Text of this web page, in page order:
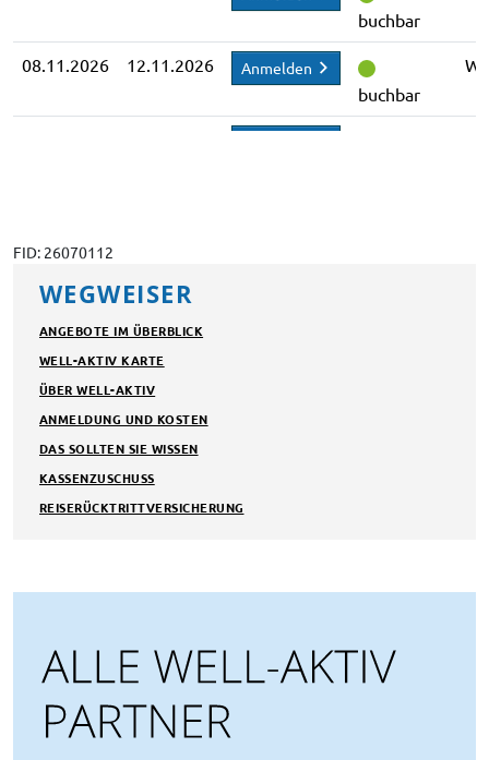
buchbar
08.11.2026 12.11.2026 Anmelden
buchbar
06.12.2026 10.12.2026
13.12.2026 17.12.2026
FID: 26070112
WEGWEISER
ANGEBOTE IM ÜBERBLICK
WELL-AKTIV KARTE
ÜBER WELL-AKTIV
ANMELDUNG UND KOSTEN
DAS SOLLTEN SIE WISSEN
KASSENZUSCHUSS
REISERÜCKTRITTVERSICHERUNG